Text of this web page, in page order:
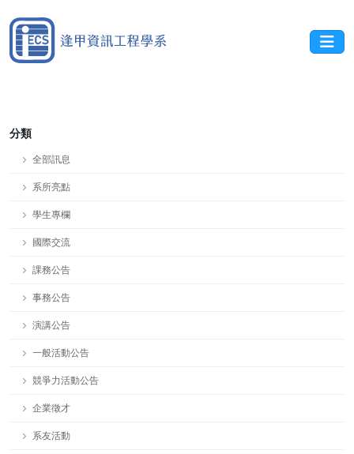
分類
全部訊息
系所亮點
學生專欄
國際交流
課務公告
事務公告
演講公告
一般活動公告
競爭力活動公告
企業徵才
系友活動